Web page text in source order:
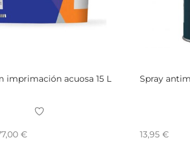
imprimación acuosa 15 L
€
Spray
13,95 €